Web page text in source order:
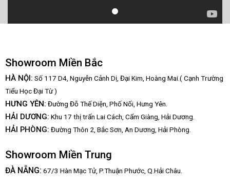
Showroom Miền Bắc
HÀ NỘI: Số 117 D4, Nguyễn Cảnh Dị, Đại Kim, Hoàng Mai.( Cạnh Trường
Tiểu Học Đại Từ )
HƯNG YÊN: Đường Đỗ Thế Diện, Phố Nối, Hưng Yên.
HẢI DƯƠNG: Khu 17 thị trấn Lai Cách, Cẩm Giàng, Hải Dương.
HẢI PHÒNG: Đường Thôn 2, Bắc Sơn, An Dương, Hải Phòng.
Showroom Miền Trung
ĐÀ NẴNG: 67/3 Hàn Mạc Tử, P.Thuận Phước, Q.Hải Châu.